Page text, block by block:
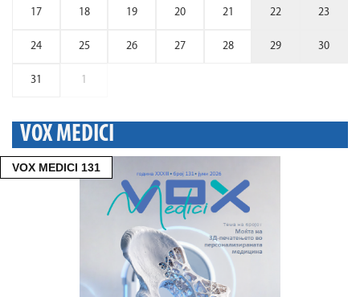
17 18 19 20 21 22 23
24 25 26 27 28 29 30
31 1
VOX MEDICI
VOX MEDICI 131